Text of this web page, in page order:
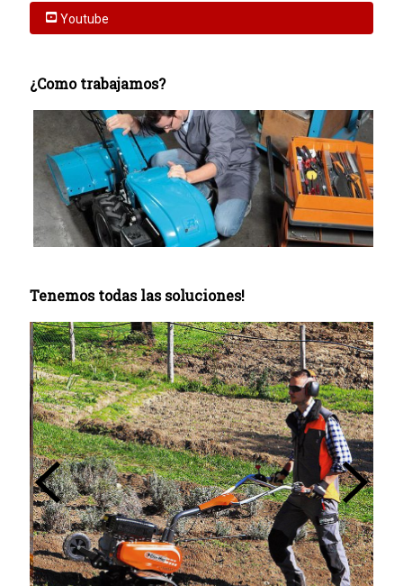
Youtube
¿Como trabajamos?
Tenemos todas las soluciones!